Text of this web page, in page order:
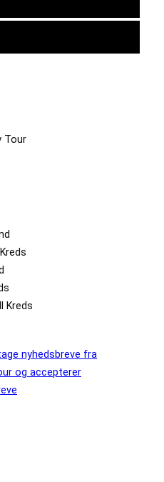
Tour
Kreds
nyhedsbreve fra
og accepterer